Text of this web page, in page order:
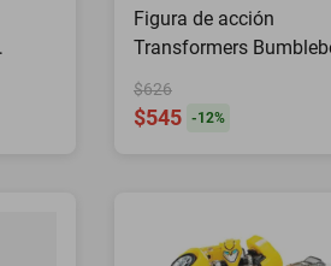
Figura de acción
Transformers
Energon Igniters
$626
$545 -12%